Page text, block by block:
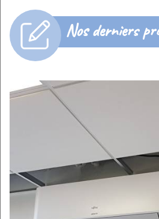
Nos derniers